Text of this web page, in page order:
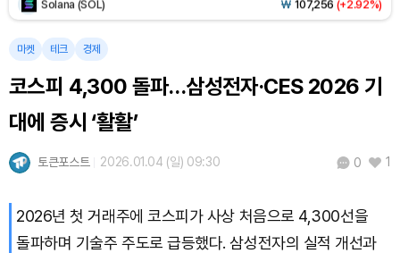
TRON (TRX)
Hyperliquid (HYPE) ₩77,477(+0.98%)
Dogecoin (DOGE)
마켓 테크 경제
코스피 4,300 돌파…삼성전자·CES 2026 기
대에 증시 ‘활활’
토큰포스트 2026.01.04 (일) 09:30 0 1
2026년 첫 거래주에 코스피가 사상 처음으로 4,300선을
돌파하며 기술주 주도로 급등했다. 삼성전자의 실적 개선과